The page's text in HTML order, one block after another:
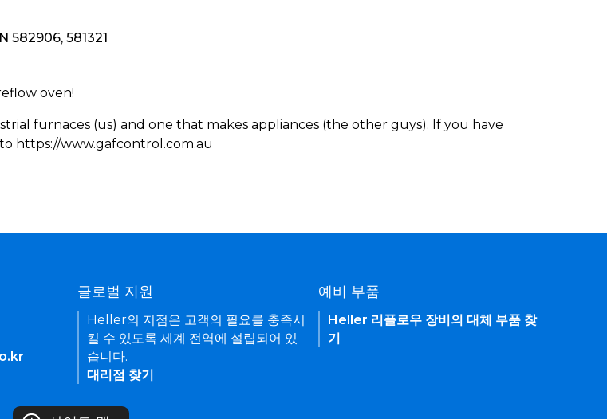
582906, 581321
oven!
furnaces (us) and one that makes appliances (the other guys). If you have
https://www.gafcontrol.com.au
글로벌 지원
Heller의 지점은 고객의 필요를 충족시
킬 수 있도록 세계 전역에 설립되어 있
습니다.
대리점 찾기
예비 부품
Heller 리플로우 장비의 대체 부품 찾
기